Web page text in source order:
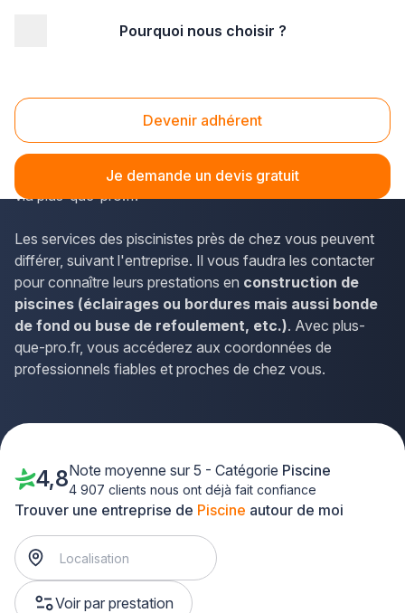
Pourquoi nous choisir ?
Devenir adhérent
Je demande un devis gratuit
Piscine Melun (77000)
Les informations de contact des constructeurs de
piscines de l'Île-de-France et de Melun sont disponibles
via plus-que-pro.fr.
Les services des piscinistes près de chez vous peuvent
différer, suivant l'entreprise. Il vous faudra les contacter
pour connaître leurs prestations en construction de
piscines (éclairages ou bordures mais aussi bonde
de fond ou buse de refoulement, etc.). Avec plus-
que-pro.fr, vous accéderez aux coordonnées de
professionnels fiables et proches de chez vous.
Trouver une entreprise de Piscine autour de moi
Voir par prestation
4,8Note moyenne sur 5 - Catégorie Piscine
4 907 clients nous ont déjà fait confiance